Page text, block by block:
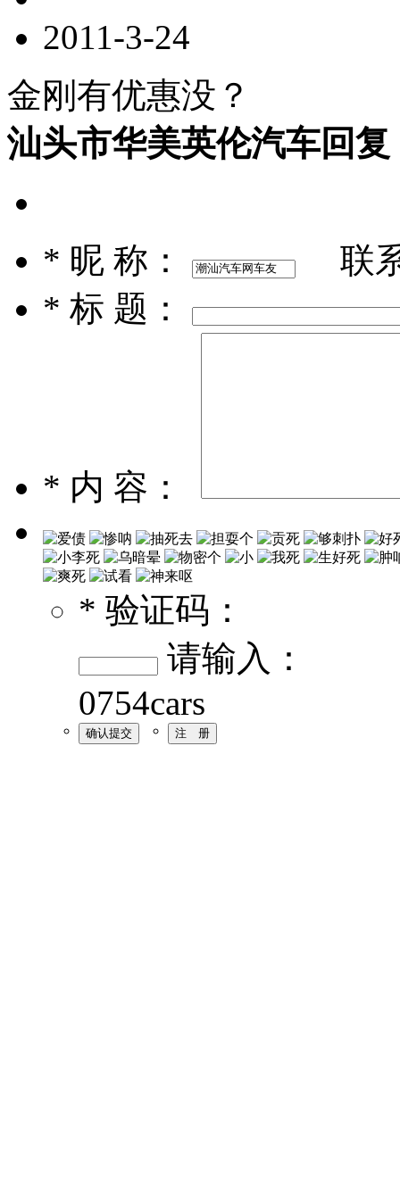
2011-3-24
金刚有优惠没？
汕头市华美英伦汽车回复
* 昵 称：
联
* 标 题：
* 内 容：
* 验证码：
请输入：
0754cars